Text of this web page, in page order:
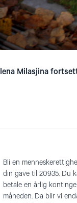
Milasjina
Bli en
din gave til 20935. Du
betale en årlig
måneden. Da blir vi